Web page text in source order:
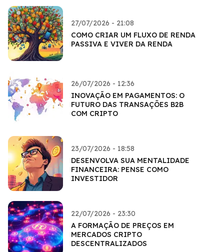
27/07/2026 - 21:08
COMO CRIAR UM FLUXO DE RENDA
PASSIVA E VIVER DA RENDA
26/07/2026 - 12:36
INOVAÇÃO EM PAGAMENTOS: O
FUTURO DAS TRANSAÇÕES B2B
COM CRIPTO
23/07/2026 - 18:58
DESENVOLVA SUA MENTALIDADE
FINANCEIRA: PENSE COMO
INVESTIDOR
22/07/2026 - 23:30
A FORMAÇÃO DE PREÇOS EM
MERCADOS CRIPTO
DESCENTRALIZADOS